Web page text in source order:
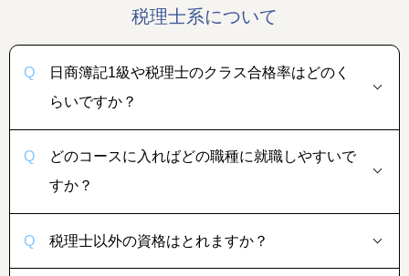
税理士系について
日商簿記1級や税理士のクラス合格率はどのく
らいですか？
どのコースに入ればどの職種に就職しやすいで
すか？
税理士以外の資格はとれますか？